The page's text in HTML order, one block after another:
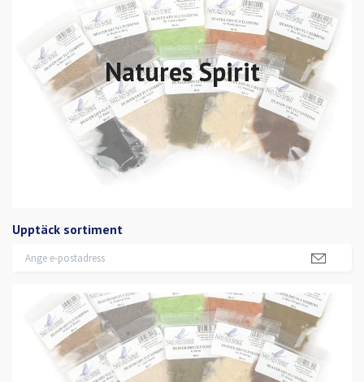
Natures Spirit
Upptäck sortiment